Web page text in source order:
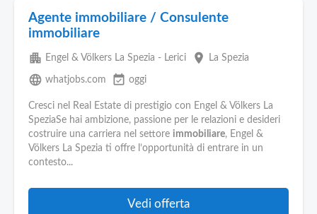
Agente immobiliare / Consulente
immobiliare
apartment Engel & Völkers La Spezia - Lerici place La Spezia
language whatjobs.com event_available oggi
Cresci nel Real Estate di prestigio con Engel & Völkers La
SpeziaSe hai ambizione, passione per le relazioni e desideri
costruire una carriera nel settore immobiliare, Engel &
Völkers La Spezia ti offre l’opportunità di entrare in un
contesto...
Vedi offerta